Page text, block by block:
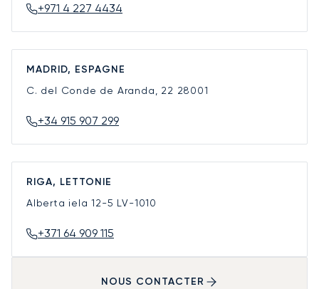
+971 4 227 4434
MADRID, ESPAGNE
C. del Conde de Aranda, 22 28001
+34 915 907 299
RIGA, LETTONIE
Alberta iela 12-5 LV-1010
+371 64 909 115
NOUS CONTACTER